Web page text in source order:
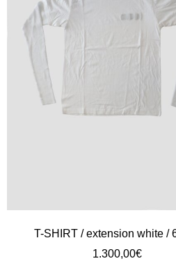
T-SHIRT / extension white /
1.300,00€